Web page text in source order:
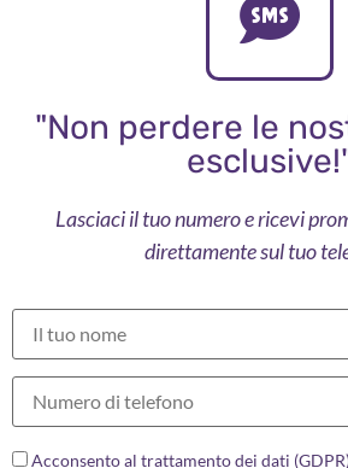
"Non perdere le
Lasciaci il tuo numero e ricevi
direttamente sul tuo
Acconsento al trattamento dei dati